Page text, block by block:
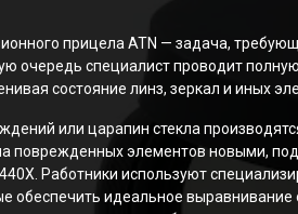
прицела ATN — задача,
очередь специалист проводит
состояние линз, зеркал и иных
или царапин стекла
поврежденных элементов новыми,
Работники используют
обеспечить идеальное выравнивание